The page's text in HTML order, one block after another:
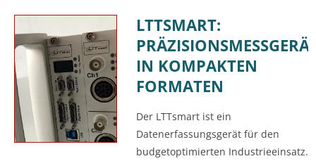
LTTSMART:
IN KOMPAKTEN
FORMATEN
Der LTTsmart ist ein
Datenerfassungsgerät für den
budgetoptimierten Industrieeinsatz.